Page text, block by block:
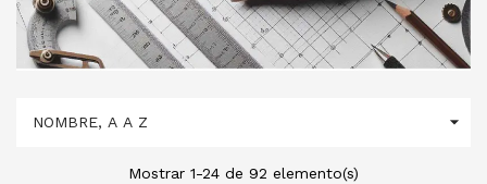
NOMBRE, A A Z 
Mostrar 1-24 de 92 elemento(s)